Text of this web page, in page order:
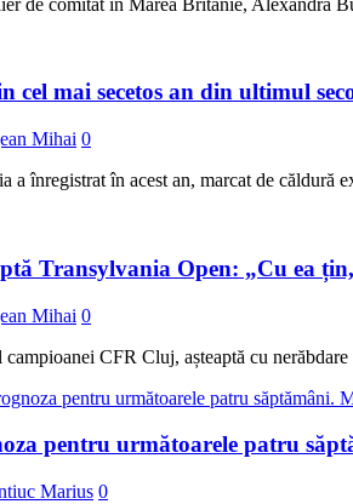
cel mai secetos an din ultimul
Mihai 0
a înregistrat în acest an, marcat de căldură
Transylvania Open: „Cu ea
Mihai 0
campioanei CFR Cluj, așteaptă cu
pentru următoarele patru
Marius 0